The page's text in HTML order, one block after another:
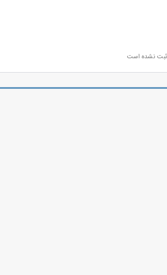
ثبت نشده است